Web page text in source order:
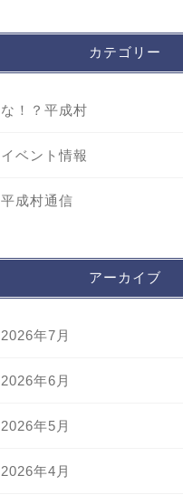
カテゴリー
な！？平成村
イベント情報
平成村通信
アーカイブ
2026年7月
2026年6月
2026年5月
2026年4月